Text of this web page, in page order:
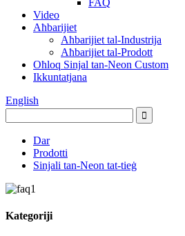
FAQ
Video
Aħbarijiet
Aħbarijiet tal-Industrija
Aħbarijiet tal-Prodott
Oħloq Sinjal tan-Neon Custom
Ikkuntatjana
English
Dar
Prodotti
Sinjali tan-Neon tat-tieġ
Kategoriji